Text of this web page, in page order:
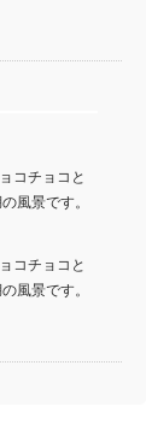
コチョコと
風景です。
コチョコと
風景です。